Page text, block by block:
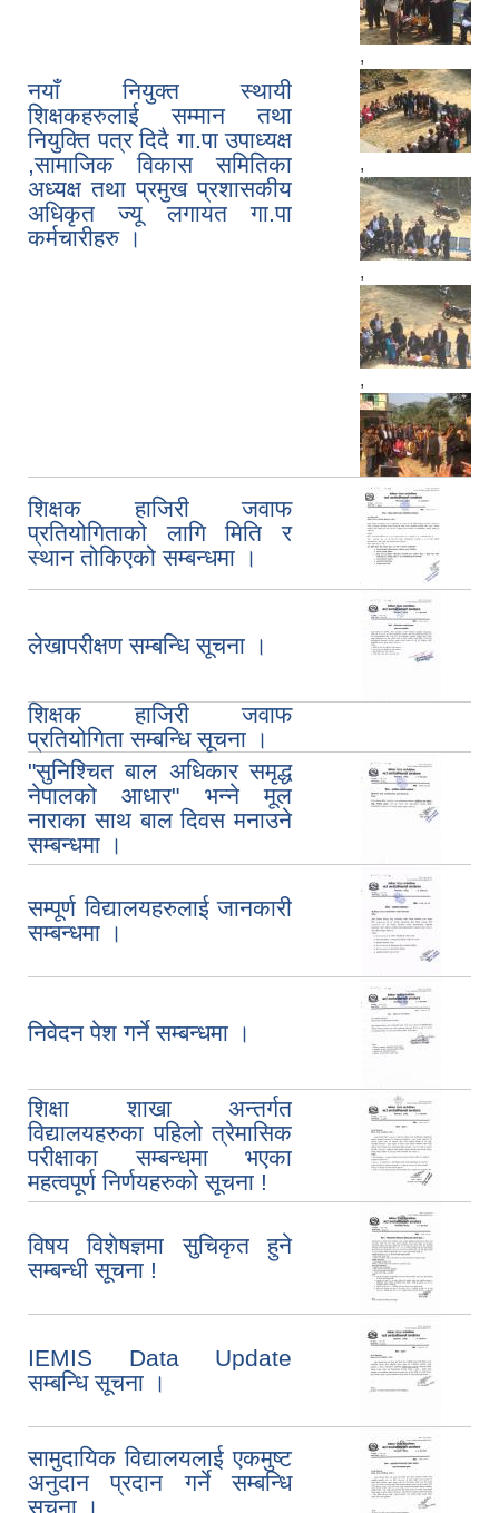
नयाँ नियुक्त स्थायी
शिक्षकहरुलाई सम्मान तथा
नियुक्ति पत्र दिदै गा.पा उपाध्यक्ष
,सामाजिक विकास समितिका
अध्यक्ष तथा प्रमुख प्रशासकीय
अधिकृत ज्यू लगायत गा.पा
कर्मचारीहरु ।
,
,
,
,
शिक्षक हाजिरी जवाफ
प्रतियोगिताको लागि मिति र
स्थान तोकिएको सम्बन्धमा ।
लेखापरीक्षण सम्बन्धि सूचना ।
शिक्षक हाजिरी जवाफ
प्रतियोगिता सम्बन्धि सूचना ।
"सुनिश्चित बाल अधिकार समृद्ध
नेपालको आधार" भन्ने मूल
नाराका साथ बाल दिवस मनाउने
सम्बन्धमा ।
सम्पूर्ण विद्यालयहरुलाई जानकारी
सम्बन्धमा ।
निवेदन पेश गर्ने सम्बन्धमा ।
शिक्षा शाखा अन्तर्गत
विद्यालयहरुका पहिलो त्रेमासिक
परीक्षाका सम्बन्धमा भएका
महत्वपूर्ण निर्णयहरुको सूचना !
विषय विशेषज्ञमा सुचिकृत हुने
सम्बन्धी सूचना !
IEMIS Data Update
सम्बन्धि सूचना ।
सामुदायिक विद्यालयलाई एकमुष्ट
अनुदान प्रदान गर्ने सम्बन्धि
सूचना ।